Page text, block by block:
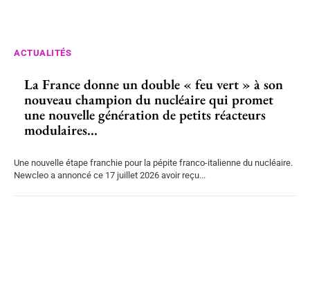
ACTUALITÉS
La France donne un double « feu vert » à son
nouveau champion du nucléaire qui promet
une nouvelle génération de petits réacteurs
modulaires...
Une nouvelle étape franchie pour la pépite franco-italienne du nucléaire.
Newcleo a annoncé ce 17 juillet 2026 avoir reçu...